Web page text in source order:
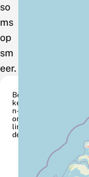
so
ms
op
sm
eer.
Ber
ke
n-
orv
lin
der